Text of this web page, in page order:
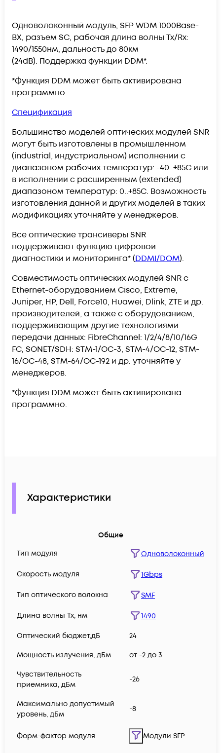
Одноволоконный модуль, SFP WDM 1000Base-
BX, разъем SC, рабочая длина волны Tx/Rx:
1490/1550нм, дальность до 80км
(24dB). Поддержка функции DDM*.
*Функция DDM может быть активирована
программно.
Спецификация
Большинство моделей оптических модулей SNR
могут быть изготовлены в промышленном
(industrial, индустриальном) исполнении с
диапазоном рабочих температур: -40..+85С или
в исполнении с расширенным (extended)
диапазоном температур: 0..+85С. Возможность
изготовления данной и других моделей в таких
модификациях уточняйте у менеджеров.
Все оптические трансиверы SNR
поддерживают функцию цифровой
диагностики и мониторинга* (DDMI/DOM).
Совместимость оптических модулей SNR с
Ethernet-оборудованием Cisco, Extreme,
Juniper, HP, Dell, Force10, Huawei, Dlink, ZTE и др.
производителей, а также с оборудованием,
поддерживающим другие технологиями
передачи данных: FibreChannel: 1/2/4/8/10/16G
FC, SONET/SDH: STM-1/OC-3, STM-4/OC-12, STM-
16/OC-48, STM-64/OC-192 и др. уточняйте у
менеджеров.
*Функция DDM может быть активирована
программно.
Характеристики
Общие
Тип модуля
Одноволоконный
Скорость модуля 1Gbps
Тип оптического волокна SMF
Длина волны Tx, нм 1490
Оптический бюджет,дБ 24
Мощность излучения, дБм от -2 до 3
Чувствительность
приемника, дБм
-26
Максимально допустимый
уровень, дБм
-8
Форм-фактор модуля Модули SFP